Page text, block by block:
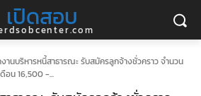
เปิดสอบ
านบริหารหนี้สาธารณะ รับสมัครลูกจ้างชั่วคราว จำนวน
อน 16,500 -...